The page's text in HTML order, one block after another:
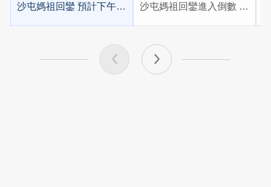
沙屯媽祖回鑾 預計下午
沙屯媽祖回鑾進入倒數 預